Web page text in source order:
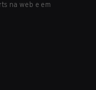
na web e em